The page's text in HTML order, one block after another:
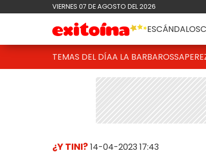
VIERNES 07 DE AGOSTO DEL 2026
ESCÁNDALOS
TEMAS DEL DÍAA LA BARBAROSSA
¿Y TINI? 14-04-2023 17:43